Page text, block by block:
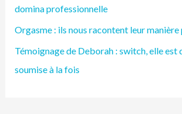
r
c
h
e
domina professionnelle
Orgasme : ils nous racontent leur
Témoignage de Deborah : switch, elle est
soumise à la fois